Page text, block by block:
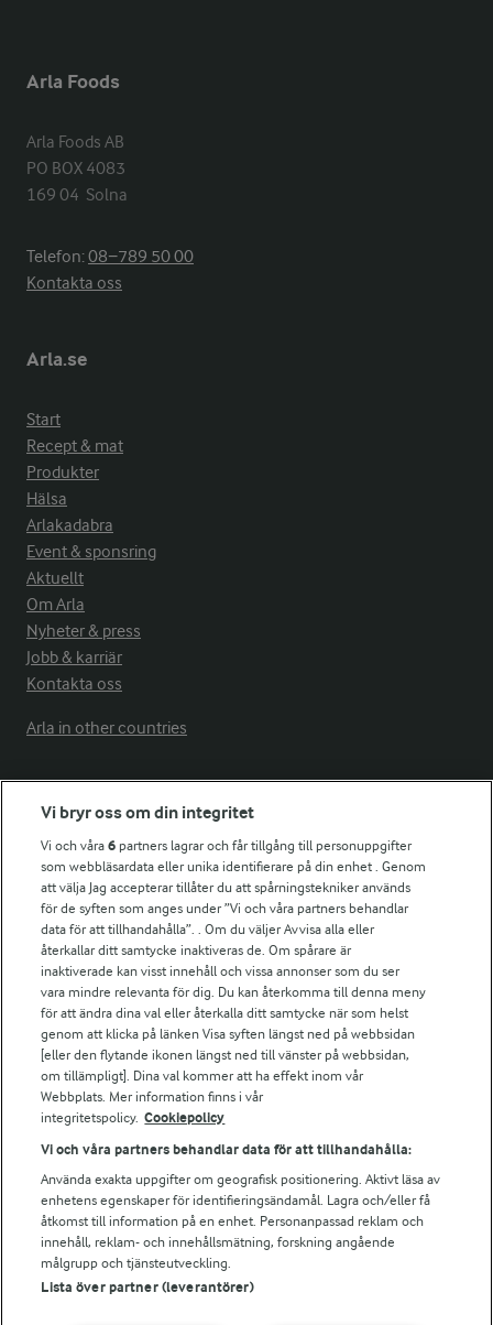
Arla Foods
Arla Foods AB
PO BOX 4083
169 04  Solna
Telefon:08−789 50 00
Kontakta oss
Arla.se
Start
Recept & mat
Produkter
Hälsa
Arlakadabra
Event & sponsring
Aktuellt
Om Arla
Nyheter & press
Jobb & karriär
Kontakta oss
Arla in other countries
Fler Arlasajter
För ägare
Arlas kundportal
Arla.com
Falbygdens Ost
Arla webbshop
Bildbank
Följ oss
© 2026 Arla Foods
Vi bryr oss om din integritet
Vi och våra6 partners lagrar och får tillgång till personuppgifter
som webbläsardata eller unika identifierare på din enhet . Genom
att välja Jag accepterar tillåter du att spårningstekniker används
för de syften som anges under ”Vi och våra partners behandlar
data för att tillhandahålla”. . Om du väljer Avvisa alla eller
återkallar ditt samtycke inaktiveras de. Om spårare är
inaktiverade kan visst innehåll och vissa annonser som du ser
vara mindre relevanta för dig. Du kan återkomma till denna meny
för att ändra dina val eller återkalla ditt samtycke när som helst
genom att klicka på länken Visa syften längst ned på webbsidan
[eller den flytande ikonen längst ned till vänster på webbsidan,
om tillämpligt]. Dina val kommer att ha effekt inom vår
Webbplats. Mer information finns i vår
integritetspolicy. Cookiepolicy
Vi och våra partners behandlar data för att tillhandahålla:
Använda exakta uppgifter om geografisk positionering. Aktivt läsa av
enhetens egenskaper för identifieringsändamål. Lagra och/eller få
åtkomst till information på en enhet. Personanpassad reklam och
innehåll, reklam- och innehållsmätning, forskning angående
målgrupp och tjänsteutveckling.
Lista över partner (leverantörer)